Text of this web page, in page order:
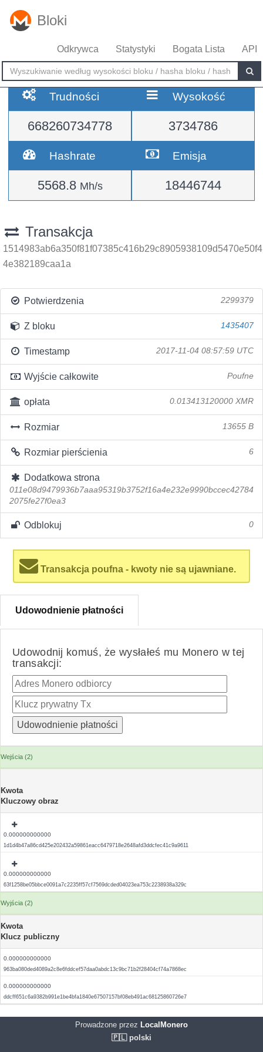
Bloki
Odkrywca Statystyki Bogata Lista API
Trudności
668260734778
Wysokość
3734786
Hashrate
5568.8 Mh/s
Emisja
18446744
Transakcja
1514983ab6a350f81f07385c416b29c8905938109d5470e50f4
4e382189caa1a
Potwierdzenia 2299379
Z bloku 1435407
Timestamp 2017-11-04 08:57:59 UTC
Wyjście całkowite Poufne
opłata 0.013413120000 XMR
Rozmiar 13655 B
Rozmiar pierścienia 6
Dodatkowa strona
011e08d9479936b7aaa95319b3752f16a4e232e9990bccec42784
2075fe27f0ea3
Odblokuj 0
Transakcja poufna - kwoty nie są ujawniane.
Udowodnienie płatności
Udowodnij komuś, że wysłałeś mu Monero w tej
transakcji:
Wejścia (2)
Kwota
Kluczowy obraz
0.000000000000
1d1d4b47a86cd425e202432a59861eacc6479718e2648afd3ddcfec41c9a9611
0.000000000000
63f1258be05bbce0091a7c2235ff57cf7569dcded04023ea753c2238938a329c
Wyjścia (2)
Kwota
Klucz publiczny
0.000000000000
963ba080ded4089a2c8e6fddcef57daa0abdc13c9bc71b2f28404cf74a7868ec
0.000000000000
ddcff651c6a9382b991e1be4bfa1840e67507157bf08eb491ac68125860726e7
Prowadzone przez LocalMonero
🇵🇱 polski